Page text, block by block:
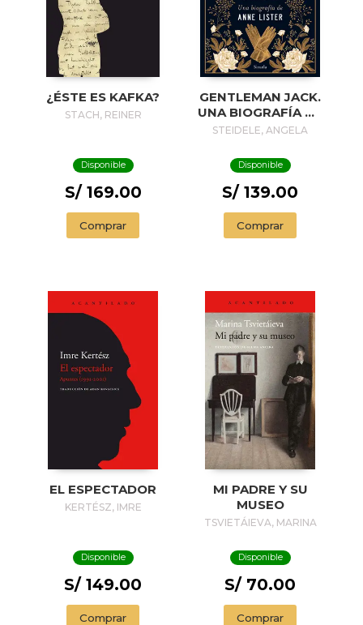
¿ÉSTE ES KAFKA?
STACH, REINER
Disponible
S/ 169.00
Comprar
GENTLEMAN JACK.
UNA BIOGRAFÍA DE
ANNE LISTER
STEIDELE, ANGELA
Disponible
S/ 139.00
Comprar
EL ESPECTADOR
KERTÉSZ, IMRE
Disponible
S/ 149.00
Comprar
MI PADRE Y SU
MUSEO
TSVIETÁIEVA, MARINA
Disponible
S/ 70.00
Comprar